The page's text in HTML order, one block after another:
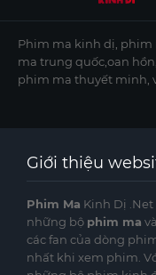
Phim ma kinh dị, phim
ma trung quốc,oan
phim ma thuyết minh,
Giới thiệu
Phim Ma Kinh Dị
những bộ phim ma
các fan của dòng
nhất khi xem phim.